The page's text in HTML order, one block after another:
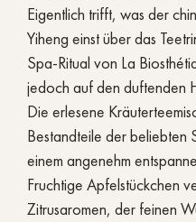
Eigentlich trifft, was der
Yiheng einst über das
Spa-Ritual von La
jedoch auf den duftenden
Die erlesene
Bestandteile der beliebten
einem angenehm
Fruchtige Apfelstückchen
Zitrusaromen, der feinen